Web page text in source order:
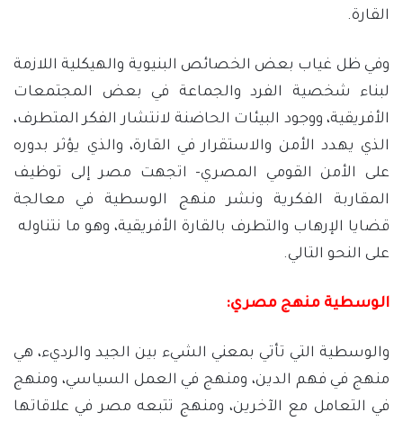
القارة.
وفي ظل غياب بعض الخصائص البنيوية والهيكلية اللازمة
لبناء شخصية الفرد والجماعة في بعض المجتمعات
الأفريقية، ووجود البيئات الحاضنة لانتشار الفكر المتطرف،
الذي يهدد الأمن والاستقرار في القارة، والذي يؤثر بدوره
على الأمن القومي المصري- اتجهت مصر إلى توظيف
المقاربة الفكرية ونشر منهج الوسطية في معالجة
قضايا الإرهاب والتطرف بالقارة الأفريقية، وهو ما نتناوله
على النحو التالي.
الوسطية منهج مصري:
والوسطية التي تأتي بمعني الشيء بين الجيد والرديء، هي
منهج في فهم الدين، ومنهج في العمل السياسي، ومنهج
في التعامل مع الآخرين، ومنهج تتبعه مصر في علاقاتها